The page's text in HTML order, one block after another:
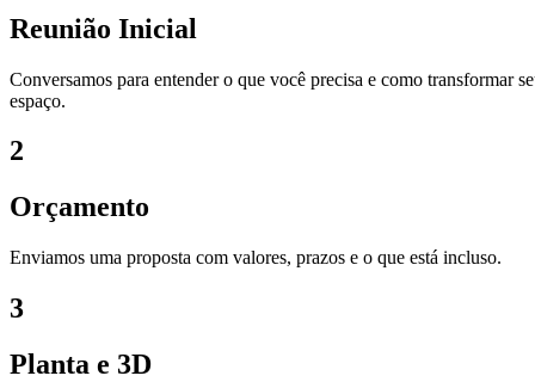
Reunião Inicial
Conversamos para entender o que você precisa e como transformar
espaço.
2
Orçamento
Enviamos uma proposta com valores, prazos e o que está incluso.
3
Planta e 3D